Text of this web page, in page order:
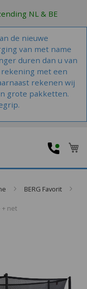
NL & BE
de nieuwe
van met name
duren dan u van
met een
rekenen wij
grote pakketten.
BERG Favorit
+ net